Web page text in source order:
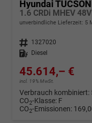
Hyundai TUCSON
unverbindliche Lieferzeit: 5
Fahrzeugnr. 1327020
Kraftstoff
Diesel
45.614,– €
incl. 19% MwSt.
Verbrauch kombiniert:
CO2-Klasse: F
CO2-Emissionen: